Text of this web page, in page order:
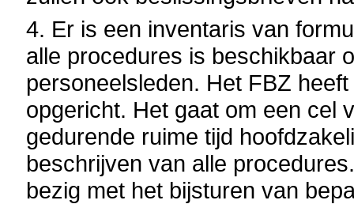
4. Er is een inventaris van
alle procedures is beschikbaar
personeelsleden. Het FBZ
opgericht. Het gaat om een cel
gedurende ruime tijd
beschrijven van alle
bezig met het bijsturen van